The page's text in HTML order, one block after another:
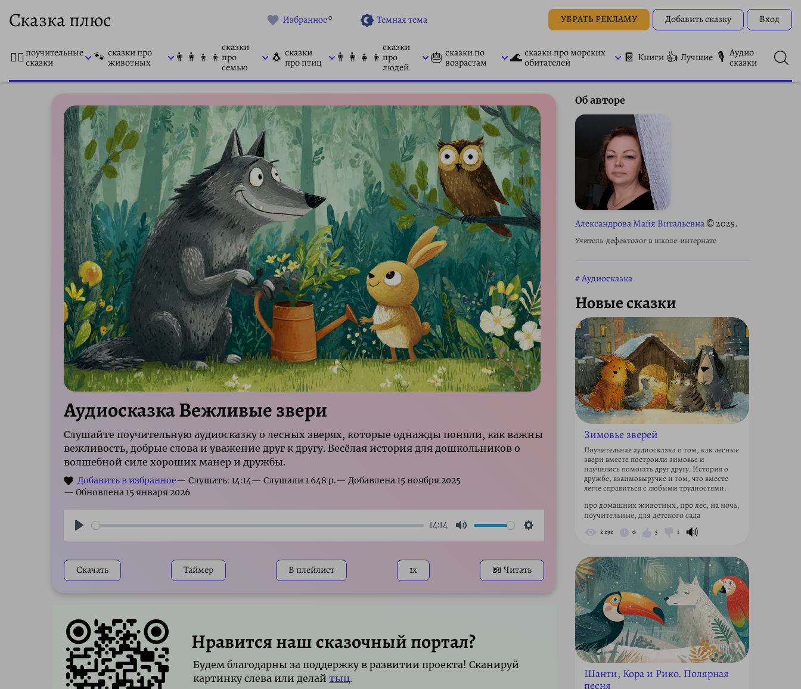
Сказка плюс Избранное0 Темная тема УБРАТЬ РЕКЛАМУ Добавить сказку Вход
👨‍⚕️поучительные
сказки 🐾 сказки про
животных 👨‍👩‍👦‍👦
сказки
про
семью
🐧 сказки
про птиц 👨‍👩‍👧‍👦
сказки
про
людей
🎂 сказки по
возрастам 🌊сказки про морских
обитателей 📔 Книги 👍 Лучшие 🎙 Аудио
сказки
Аудиосказка Вежливые звери
Слушайте поучительную аудиосказку о лесных зверях, которые однажды поняли, как важны
вежливость, добрые слова и уважение друг к другу. Весёлая история для дошкольников о
волшебной силе хороших манер и дружбы.
— Слушать: 14:14 р.
14:14
Mute Settings
Скачать Таймер В плейлист 1x 📖 Читать
Нравится наш сказочный портал?
Будем благодарны за поддержку в развитии проекта! Сканируй
картинку слева или делай тыц.
Об авторе
Александрова Майя Витальевна© 2025.
Учитель-дефектолог в школе-интернате
Аудиосказка
Новые сказки
Зимовье зверей
Поучительная аудиосказка о том, как лесные
звери вместе построили зимовье и
научились помогать друг другу. История о
дружбе, взаимовыручке и том, что вместе
легче справиться с любыми трудностями.
про домашних животных, про лес, на ночь,
поучительные, для детского сада
2 292 0 5 1 🔊
Шанти, Кора и Рико. Полярная
песня